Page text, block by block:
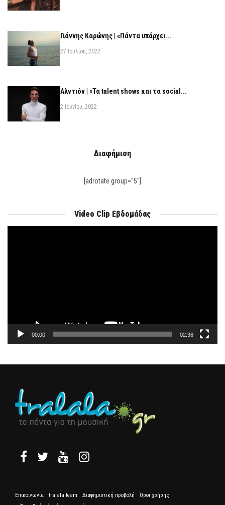
Γιάννης Καρώνης | «Πάντα υπάρχει...
27 Ιουλίου, 2022
Αλντιόν | «Τα talent shows και τα social...
2 Ιουνίου, 2022
Διαφήμιση
[adrotate group="5"]
Video Clip Εβδομάδας
00:00 02:36
Επικοινωνία tralala team Διαφημιστική προβολή
Όροι χρήσης